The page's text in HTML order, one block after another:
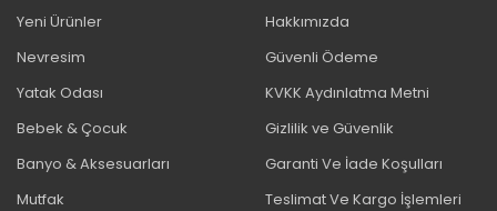
Yeni Ürünler
Nevresim
Yatak Odası
Bebek & Çocuk
Banyo & Aksesuarları
Mutfak
Hakkımızda
Güvenli Ödeme
KVKK Aydınlatma Metni
Gizlilik ve Güvenlik
Garanti Ve İade Koşulları
Teslimat Ve Kargo İşlemleri